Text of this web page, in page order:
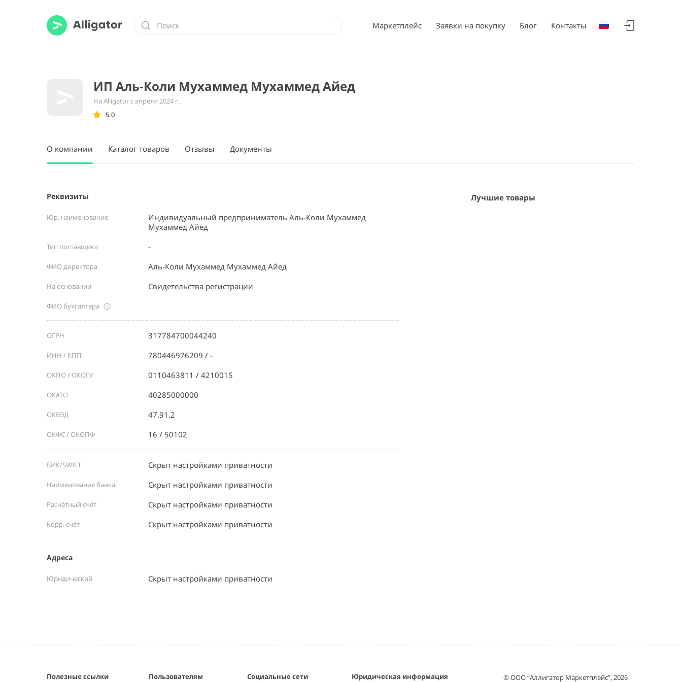
Маркетплейс Заявки на покупку Блог Контакты
ИП Аль-Коли Мухаммед Мухаммед Айед
На Alligator с апреля 2024 г.
5.0
О компании Каталог товаров Отзывы Документы
Реквизиты
Юр. наименование
Индивидуальный предприниматель Аль-Коли Мухаммед
Мухаммед Айед
Тип поставщика -
ФИО директора Аль-Коли Мухаммед Мухаммед Айед
На основании Свидетельства регистрации
ФИО бухгалтера
ОГРН 317784700044240
ИНН / КПП 780446976209 / -
ОКПО / ОКОГУ 0110463811 / 4210015
ОКАТО 40285000000
ОКВЭД 47.91.2
ОКФС / ОКОПФ 16 / 50102
БИК/SWIFT Скрыт настройками приватности
Наименование банка Скрыт настройками приватности
Расчётный счёт Скрыт настройками приватности
Корр. счёт Скрыт настройками приватности
Адреса
Юридический Скрыт настройками приватности
Лучшие товары
Полезные ссылки Пользователям Социальные сети Юридическая информация © ООО “Аллигатор Маркетплейс”, 2026